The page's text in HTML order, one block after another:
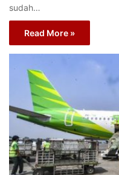
sudah…
Read More »